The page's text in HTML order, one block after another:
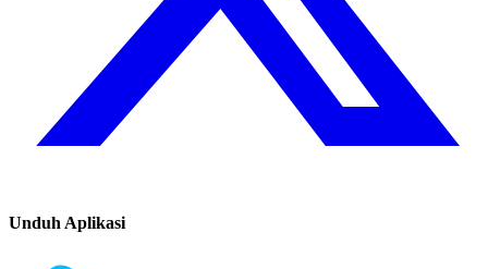
Unduh Aplikasi